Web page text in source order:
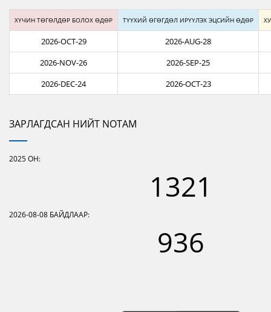
ХҮЧИН ТӨГӨЛДӨР БОЛОХ ӨДӨР ТҮҮХИЙ ӨГӨГДӨЛ ИРҮҮЛЭХ ЭЦСИЙН ӨДӨР
2026-OCT-29
2026-AUG-28
2026-NOV-26
2026-SEP-25
2026-DEC-24
2026-OCT-23
ЗАРЛАГДСАН НИЙТ NOTAM
2025ОН:
1321
2026-08-08 БАЙДЛААР:
936